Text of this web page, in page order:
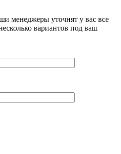
менеджеры уточнят у вас все
вариантов под ваш